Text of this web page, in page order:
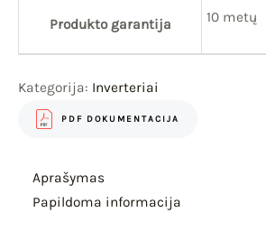
Produkto garantija 10 metų
Kategorija: Inverteriai
PDF DOKUMENTACIJA
Aprašymas
Papildoma informacija